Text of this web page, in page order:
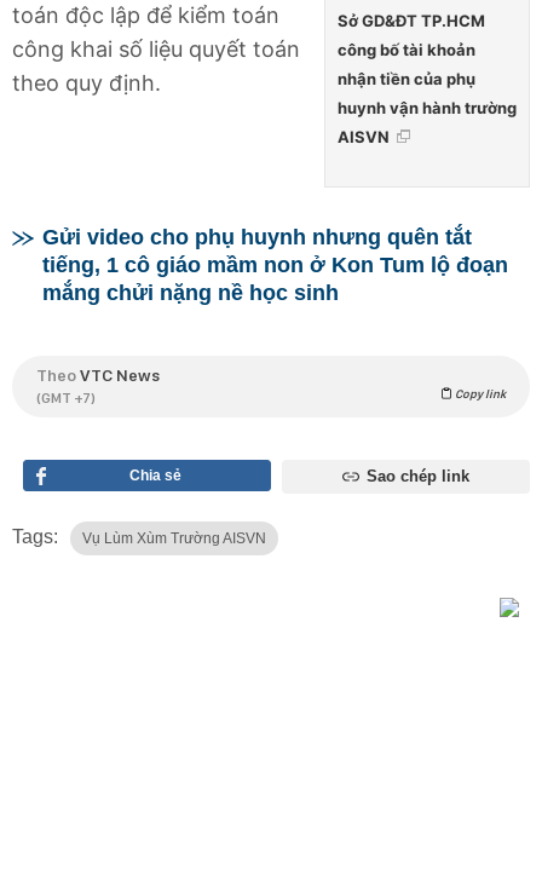
Sở GD&ĐT TP.HCM
công bố tài khoản
nhận tiền của phụ
huynh vận hành trường
AISVN
toán độc lập để kiểm toán
công khai số liệu quyết toán
theo quy định.
Gửi video cho phụ huynh nhưng quên tắt
tiếng, 1 cô giáo mầm non ở Kon Tum lộ đoạn
mắng chửi nặng nề học sinh
TheoVTC News
(GMT +7) Copy link
Chia sẻ Sao chép link
Tags: Vụ Lùm Xùm Trường AISVN